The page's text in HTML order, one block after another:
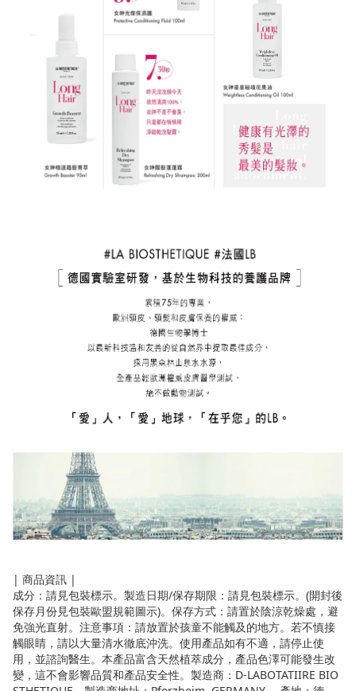
| 商品資訊 |
成分：請見包裝標示。製造日期/保存期限：請見包裝標示。(開封後
保存月份見包裝歐盟規範圖示)。保存方式：請置於陰涼乾燥處，避
免強光直射。注意事項：請放置於孩童不能觸及的地方。若不慎接
觸眼睛，請以大量清水徹底沖洗。使用產品如有不適，請停止使
用，並諮詢醫生。本產品富含天然植萃成分，產品色澤可能發生改
變，這不會影響品質和產品安全性。製造商：D-LABOTATIIRE BIO